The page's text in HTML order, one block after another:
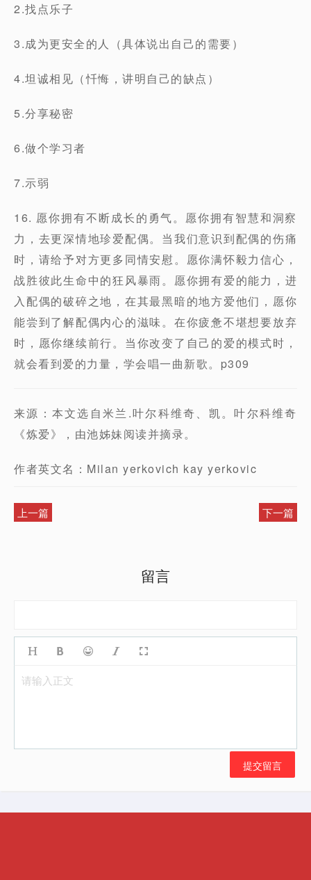
2.找点乐子
3.成为更安全的人（具体说出自己的需要）
4.坦诚相见（忏悔，讲明自己的缺点）
5.分享秘密
6.做个学习者
7.示弱
16. 愿你拥有不断成长的勇气。愿你拥有智慧和洞察
力，去更深情地珍爱配偶。当我们意识到配偶的伤痛
时，请给予对方更多同情安慰。愿你满怀毅力信心，
战胜彼此生命中的狂风暴雨。愿你拥有爱的能力，进
入配偶的破碎之地，在其最黑暗的地方爱他们，愿你
能尝到了解配偶内心的滋味。在你疲惫不堪想要放弃
时，愿你继续前行。当你改变了自己的爱的模式时，
就会看到爱的力量，学会唱一曲新歌。p309
来源：本文选自米兰.叶尔科维奇、凯。叶尔科维奇
《炼爱》，由池姊妹阅读并摘录。
作者英文名：Milan yerkovich kay yerkovic
上一篇 下一篇
留言
请输入正文
提交留言